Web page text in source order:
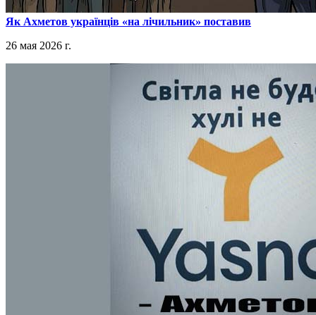
​Як Ахметов українців «на лічильник» поставив
26 мая 2026 г.